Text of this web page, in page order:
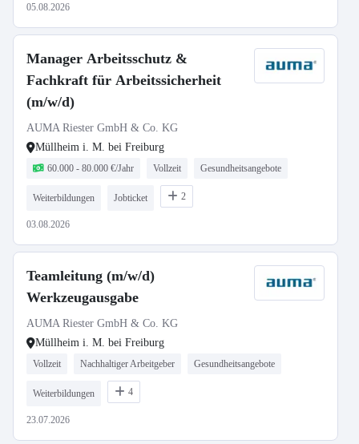
05.08.2026
Manager Arbeitsschutz &
Fachkraft für Arbeitssicherheit
(m/w/d)
AUMA Riester GmbH & Co. KG
Müllheim i. M. bei Freiburg
60.000 - 80.000 €/Jahr Vollzeit Gesundheitsangebote
Weiterbildungen Jobticket 2
03.08.2026
Teamleitung (m/w/d)
Werkzeugausgabe
AUMA Riester GmbH & Co. KG
Müllheim i. M. bei Freiburg
Vollzeit Nachhaltiger Arbeitgeber Gesundheitsangebote
Weiterbildungen 4
23.07.2026